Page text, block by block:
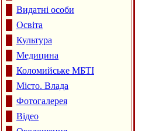
Видатні особи
Освіта
Культура
Медицина
Коломийське МБТІ
Місто. Влада
Фотогалерея
Відео